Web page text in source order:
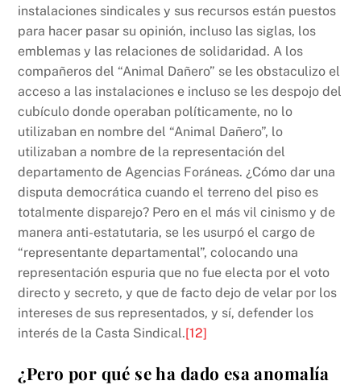
instalaciones sindicales y sus recursos están puestos
para hacer pasar su opinión, incluso las siglas, los
emblemas y las relaciones de solidaridad. A los
compañeros del “Animal Dañero” se les obstaculizo el
acceso a las instalaciones e incluso se les despojo del
cubículo donde operaban políticamente, no lo
utilizaban en nombre del “Animal Dañero”, lo
utilizaban a nombre de la representación del
departamento de Agencias Foráneas. ¿Cómo dar una
disputa democrática cuando el terreno del piso es
totalmente disparejo? Pero en el más vil cinismo y de
manera anti-estatutaria, se les usurpó el cargo de
“representante departamental”, colocando una
representación espuria que no fue electa por el voto
directo y secreto, y que de facto dejo de velar por los
intereses de sus representados, y sí, defender los
interés de la Casta Sindical.[12]
¿Pero por qué se ha dado esa anomalía